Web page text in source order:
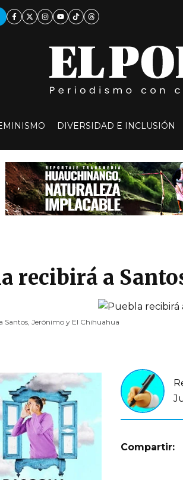
DIVERSIDAD E INCLUSIÓN
Santos, Jerónimo y El Chihuahua
recibirá a
Compartir: